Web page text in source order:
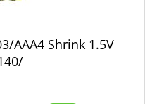
AAA4 Shrink 1.5V